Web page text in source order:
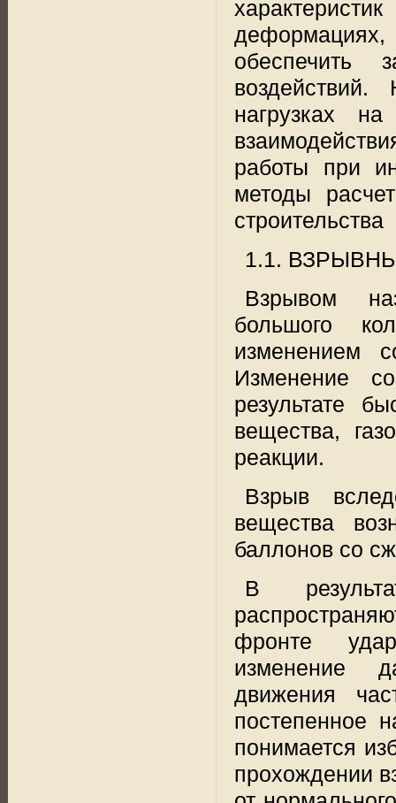
обеспечить
нагрузках
работы при
методы
строительства
1.1.
Взрывом
большого
изменением
Изменение
результате
вещества,
реакции.
Взрыв
вещества
баллонов со
В
фронте
изменение
движения
постепенное
понимается
прохождении